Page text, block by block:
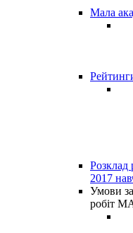
Мала
Розклад
2017
Умови
робіт